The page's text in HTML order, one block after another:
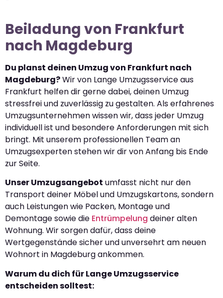
Beiladung von Frankfurt
nach Magdeburg
Du planst deinen Umzug von Frankfurt nach
Magdeburg?Wir von Lange Umzugsservice aus
Frankfurt helfen dir gerne dabei, deinen Umzug
stressfrei und zuverlässig zu gestalten. Als erfahrenes
Umzugsunternehmen wissen wir, dass jeder Umzug
individuell ist und besondere Anforderungen mit sich
bringt. Mit unserem professionellen Team an
Umzugsexperten stehen wir dir von Anfang bis Ende
zur Seite.
Unser Umzugsangebot umfasst nicht nur den
Transport deiner Möbel und Umzugskartons, sondern
auch Leistungen wie Packen, Montage und
Demontage sowie die Entrümpelung deiner alten
Wohnung. Wir sorgen dafür, dass deine
Wertgegenstände sicher und unversehrt am neuen
Wohnort in Magdeburg ankommen.
Warum du dich für Lange Umzugsservice
entscheiden solltest: